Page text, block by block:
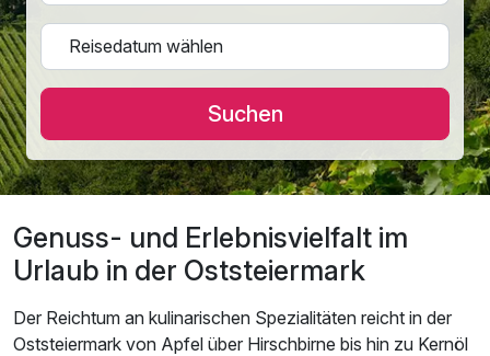
Suchen
Genuss- und Erlebnisvielfalt im
Urlaub in der Oststeiermark
Der Reichtum an kulinarischen Spezialitäten reicht in der
Oststeiermark von Apfel über Hirschbirne bis hin zu Kernöl